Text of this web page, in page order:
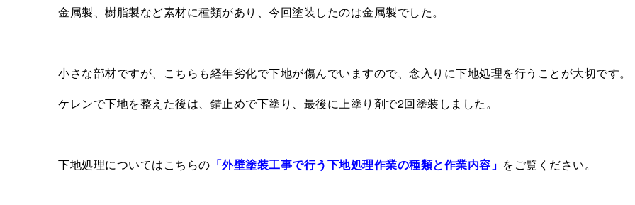
金属製、樹脂製など素材に種類があり、今回塗装したのは金属製でした。
小さな部材ですが、こちらも経年劣化で下地が傷んでいますので、念入りに下地処理を行うことが大切です。
ケレンで下地を整えた後は、錆止めで下塗り、最後に上塗り剤で2回塗装しました。
下地処理についてはこちらの 「外壁塗装工事で行う下地処理作業の種類と作業内容」 をご覧ください。